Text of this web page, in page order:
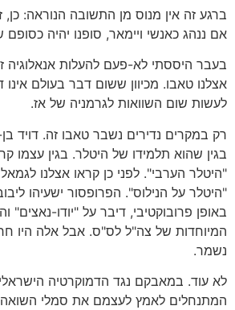
ברגע זה אין מנוס מן התשובה הנוראה: כן,
אם ננהג כאנשי ויימאר, סופנו יהיה כסופם
בעבר היססתי לא-פעם להעלות אנאלוגיה
אצלנו טאבו. מכיוון ששום דבר בעולם
לעשות שום השוואות לגרמניה של אז.
רק במקרים נדירים נשבר טאבו זה. דויד
בגין שהוא תלמידו של היטלר. בגין עצמו
"היטלר הערבי". לפני כן קראו אצלנו
"היטלר על הנילוס". הפרופסור ישעיהו
באופן פרובוקטיבי, דיבר על "יודו-נאצים"
המיוחדות של צה"ל לס"ס. אבל אלה היו
נשמר.
לא עוד. במאבקם נגד הדמוקרטיה
המתנחלים לאמץ לעצמם את סמלי